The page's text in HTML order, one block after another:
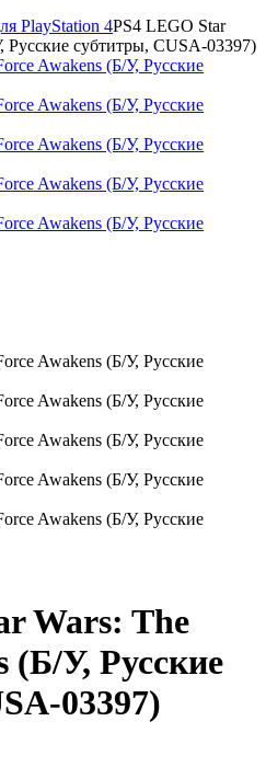
PlayStation 4PS4 LEGO Star
Русские субтитры, CUSA-03397)
Wars: The
(Б/У, Русские
03397)